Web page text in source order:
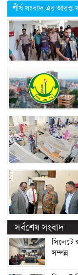
শীর্ষ সংবাদ এর আরও
সর্বশেষ সংবাদ
সিলেটে
সম্পন্ন